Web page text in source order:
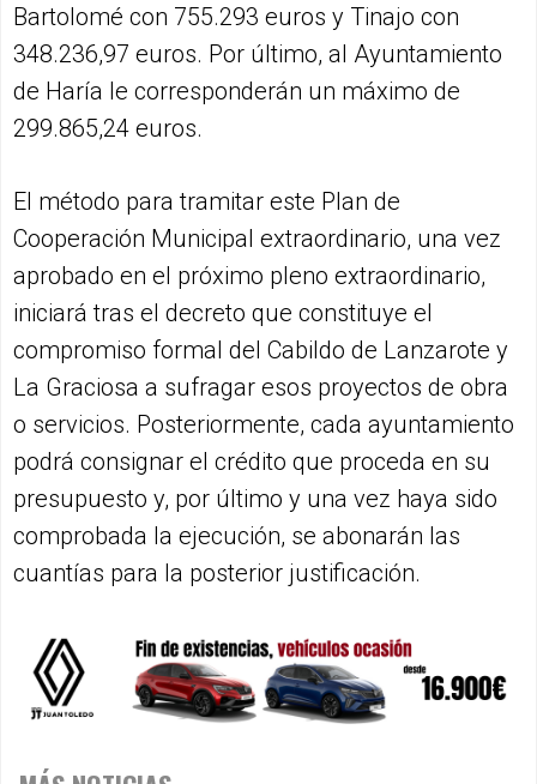
Bartolomé con 755.293 euros y Tinajo con
348.236,97 euros. Por último, al Ayuntamiento
de Haría le corresponderán un máximo de
299.865,24 euros.
El método para tramitar este Plan de
Cooperación Municipal extraordinario, una vez
aprobado en el próximo pleno extraordinario,
iniciará tras el decreto que constituye el
compromiso formal del Cabildo de Lanzarote y
La Graciosa a sufragar esos proyectos de obra
o servicios. Posteriormente, cada ayuntamiento
podrá consignar el crédito que proceda en su
presupuesto y, por último y una vez haya sido
comprobada la ejecución, se abonarán las
cuantías para la posterior justificación.